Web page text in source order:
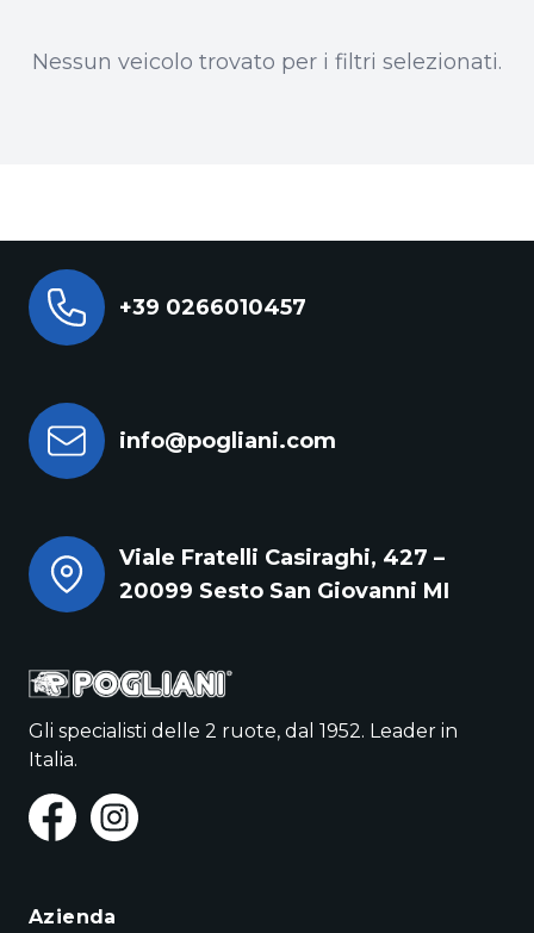
Nessun veicolo trovato per i filtri selezionati.
+39 0266010457
info@pogliani.com
Viale Fratelli Casiraghi, 427 –
20099 Sesto San Giovanni MI
Gli specialisti delle 2 ruote, dal 1952. Leader in
Italia.
Azienda